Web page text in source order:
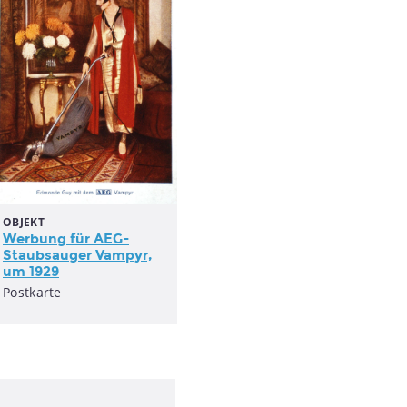
OBJEKT
Werbung für AEG-
Staubsauger Vampyr,
um 1929
Postkarte